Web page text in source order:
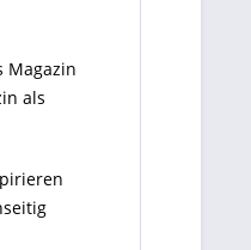
Magazin
als